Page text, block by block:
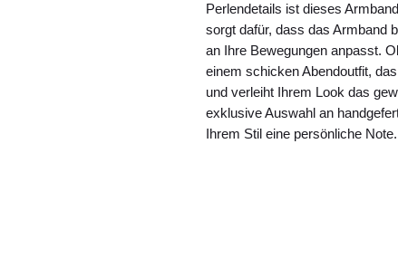
Perlendetails ist dieses
sorgt dafür, dass das Armband
an Ihre Bewegungen anpasst.
einem schicken Abendoutfit,
und verleiht Ihrem Look das
exklusive Auswahl an
Ihrem Stil eine persönliche Note.